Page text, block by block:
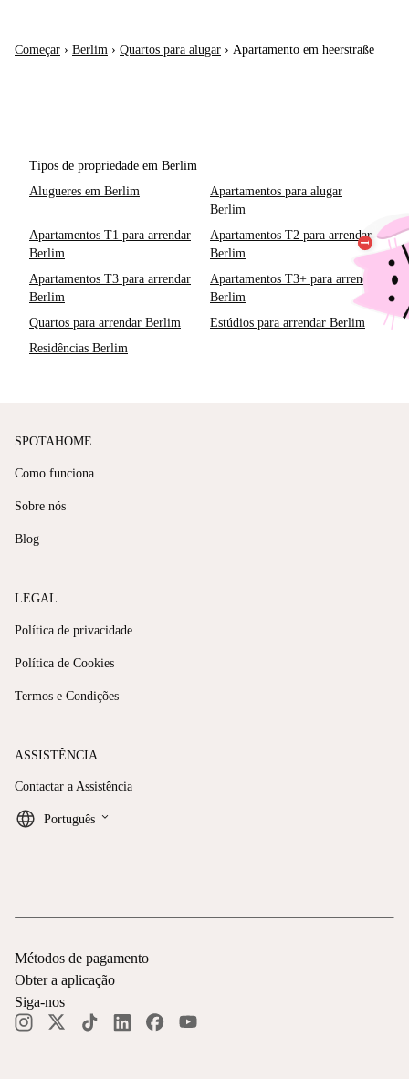
Começar › Berlim › Quartos para alugar › Apartamento em heerstraße
Tipos de propriedade em Berlim
Alugueres em Berlim
Apartamentos para alugar
Berlim
Apartamentos T1 para arrendar
Berlim
Apartamentos T2 para arrendar
Berlim
Apartamentos T3 para arrendar
Berlim
Apartamentos T3+ para arrendar
Berlim
Quartos para arrendar Berlim
Estúdios para arrendar Berlim
Residências Berlim
SPOTAHOME
Como funciona
Sobre nós
Blog
LEGAL
Política de privacidade
Política de Cookies
Termos e Condições
ASSISTÊNCIA
Contactar a Assistência
Português keyboard_arrow_down
Métodos de pagamento
Obter a aplicação
Siga-nos